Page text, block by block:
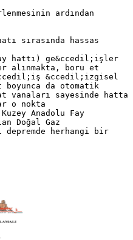
ardından
sırasında hassas
hattı) ge&ccedil;işler
alınmakta, boru et
&ccedil;izgisel
boyunca da otomatik
vanaları sayesinde hatta
o nokta
Anadolu Fay
Doğal Gaz
depremde herhangi bir